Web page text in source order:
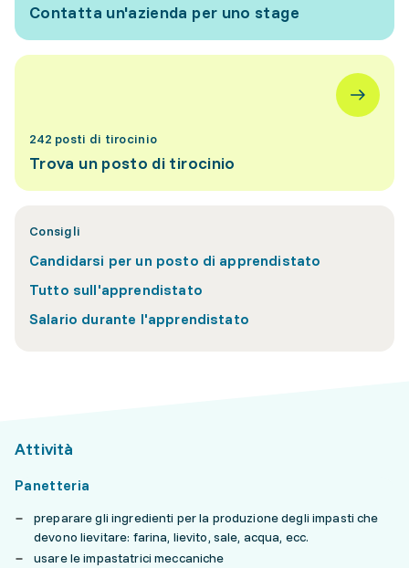
Contatta un'azienda per uno stage
242 posti di tirocinio
Trova un posto di tirocinio
Consigli
Candidarsi per un posto di apprendistato
Tutto sull'apprendistato
Salario durante l'apprendistato
Attività
Panetteria
preparare gli ingredienti per la produzione degli impasti che
devono lievitare: farina, lievito, sale, acqua, ecc.
usare le impastatrici meccaniche